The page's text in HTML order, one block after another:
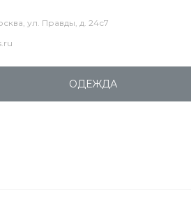
ул. Правды, д. 24с7
ОДЕЖДА